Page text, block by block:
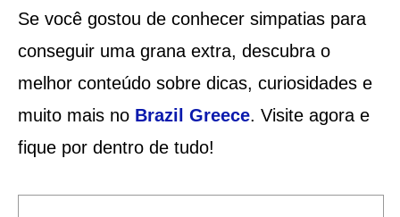
Se você gostou de conhecer simpatias para
conseguir uma grana extra, descubra o
melhor conteúdo sobre dicas, curiosidades e
muito mais no Brazil Greece. Visite agora e
fique por dentro de tudo!